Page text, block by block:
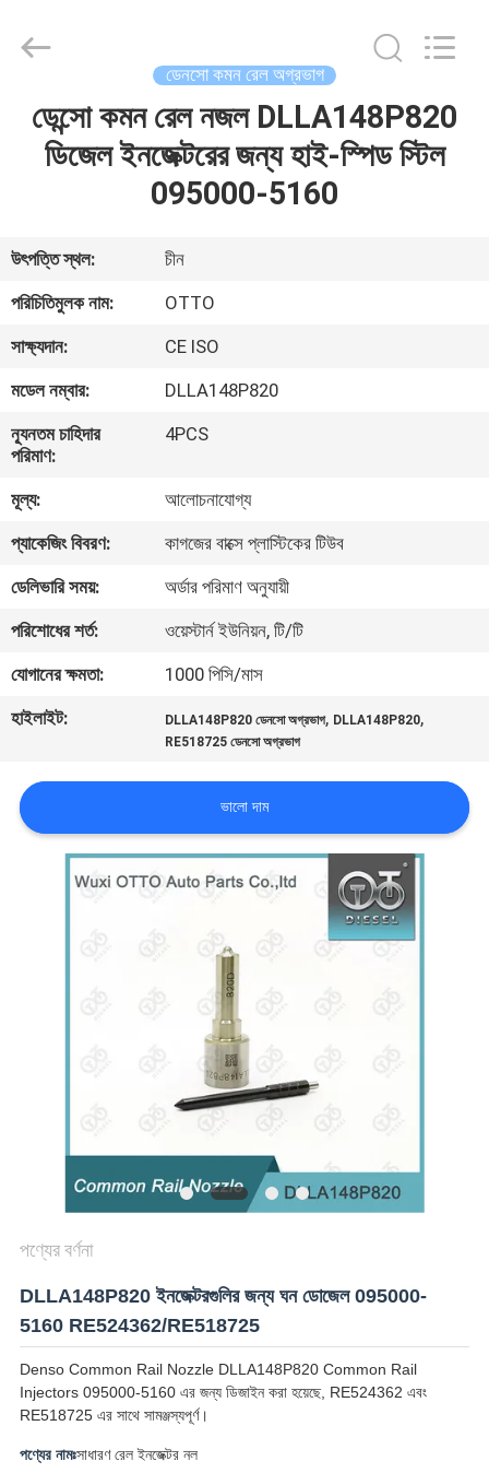
বাড়ি
আমাদের
সম্বন্ধে
কারখানা
ভ্রমণ
মান
নিয়ন্ত্রণ
যোগাযোগ
করুন
খবর
মামলা
SITEMAP
PRIVACY
AUTO
PARTS
Reserved.
ডেনসো কমন রেল অগ্রভাগ
ডেন্সো কমন রেল নজল DLLA148P820
ডিজেল ইনজেক্টরের জন্য হাই-স্পিড স্টিল
095000-5160
উৎপত্তি স্থল:
চীন
পরিচিতিমুলক নাম:
OTTO
সাক্ষ্যদান:
CE ISO
মডেল নম্বার:
DLLA148P820
ন্যূনতম চাহিদার
পরিমাণ:
4PCS
মূল্য:
আলোচনাযোগ্য
প্যাকেজিং বিবরণ:
কাগজের বাক্সে প্লাস্টিকের টিউব
ডেলিভারি সময়:
অর্ডার পরিমাণ অনুযায়ী
পরিশোধের শর্ত:
ওয়েস্টার্ন ইউনিয়ন, টি/টি
যোগানের ক্ষমতা:
1000 পিসি/মাস
হাইলাইট:
DLLA148P820 ডেনসো অগ্রভাগ, DLLA148P820,
RE518725 ডেনসো অগ্রভাগ
ভালো দাম
পণ্যের বর্ণনা
DLLA148P820 ইনজেক্টরগুলির জন্য ঘন ডোজেল 095000-
5160 RE524362/RE518725
Denso Common Rail Nozzle DLLA148P820 Common Rail
Injectors 095000-5160 এর জন্য ডিজাইন করা হয়েছে, RE524362 এবং
RE518725 এর সাথে সামঞ্জস্যপূর্ণ।
পণ্যের নামঃসাধারণ রেল ইনজেক্টর নল